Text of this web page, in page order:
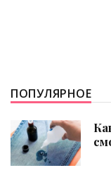
ПОПУЛЯРНОЕ